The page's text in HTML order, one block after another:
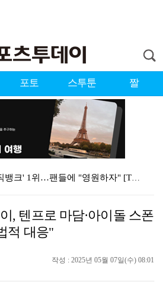
포토 스투툰 짤
누에라, '뮤직뱅크' 1위…팬들에 "영원하자" [TV캡…
폭발까지 5분…안보현·정은채, 목숨 건 사투 시작(재벌…
대한축구협회의 '심판 성접대'…최악의 경우 런던 올림픽…
, 텐프로 마담·아이돌 스폰
적 대응"
작성 : 2025년 05월 07일(수) 08:01